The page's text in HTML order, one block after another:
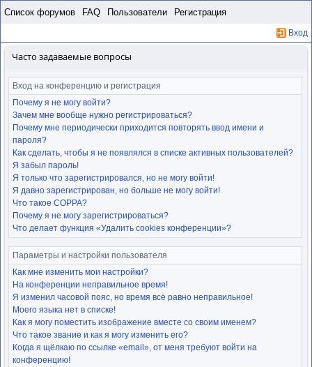
Список форумов FAQ Пользователи Регистрация
Вход
Часто задаваемые вопросы
Вход на конференцию и регистрация
Почему я не могу войти?
Зачем мне вообще нужно регистрироваться?
Почему мне периодически приходится повторять ввод имени и
пароля?
Как сделать, чтобы я не появлялся в списке активных пользователей?
Я забыл пароль!
Я только что зарегистрировался, но не могу войти!
Я давно зарегистрирован, но больше не могу войти!
Что такое COPPA?
Почему я не могу зарегистрироваться?
Что делает функция «Удалить cookies конференции»?
Параметры и настройки пользователя
Как мне изменить мои настройки?
На конференции неправильное время!
Я изменил часовой пояс, но время всё равно неправильное!
Моего языка нет в списке!
Как я могу поместить изображение вместе со своим именем?
Что такое звание и как я могу изменить его?
Когда я щёлкаю по ссылке «email», от меня требуют войти на
конференцию!